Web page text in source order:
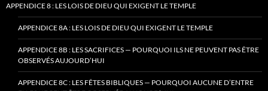
APPENDICE 8 : LES LOIS DE DIEU QUI EXIGENT LE TEMPLE
APPENDICE 8A : LES LOIS DE DIEU QUI EXIGENT LE TEMPLE
APPENDICE 8B : LES SACRIFICES — POURQUOI ILS NE PEUVENT PAS ÊTRE
OBSERVÉS AUJOURD’HUI
APPENDICE 8C : LES FÊTES BIBLIQUES — POURQUOI AUCUNE D’ENTRE